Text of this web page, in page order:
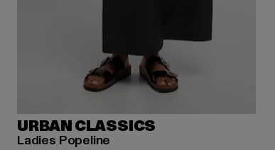
URBAN CLASSICS
Ladies Popeline